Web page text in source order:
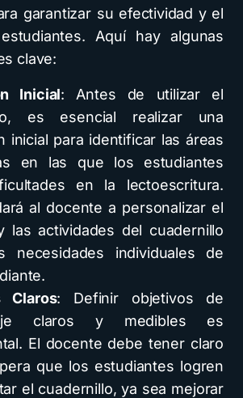
garantizar su efectividad y el
Aquí hay algunas
clave:
Inicial: Antes de utilizar el
es esencial realizar una
inicial para identificar las áreas
en las que los estudiantes
en la lectoescritura.
al docente a personalizar el
las actividades del cuadernillo
necesidades individuales de
Claros: Definir objetivos de
claros y medibles es
El docente debe tener claro
que los estudiantes logren
el cuadernillo, ya sea mejorar